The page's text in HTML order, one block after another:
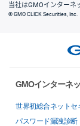
当社はGMOインターネ
© GMO CLICK Securities, Inc.
GMOインターネ
世界初総合ネットセ
パスワード漏洩診断